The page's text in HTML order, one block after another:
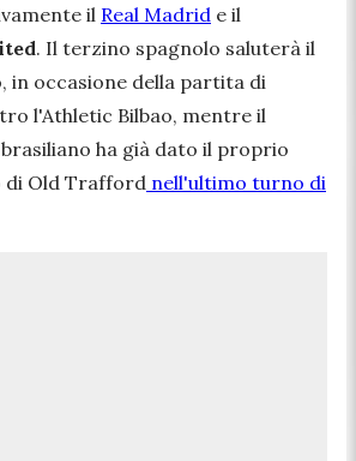
il Real Madrid e il
. Il terzino spagnolo saluterà il
in occasione della partita di
l'Athletic Bilbao, mentre il
ha già dato il proprio
di Old Trafford nell'ultimo turno di